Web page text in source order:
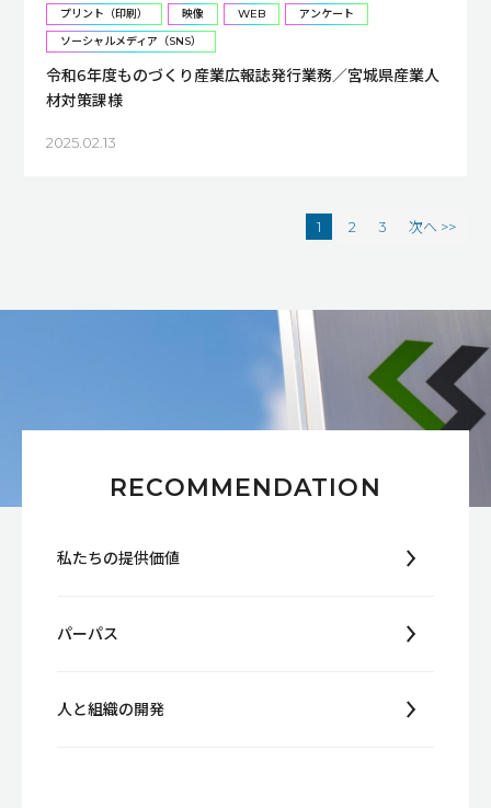
プリント（印刷）
映像 WEB
アンケート
ソーシャルメディア（SNS）
令和6年度ものづくり産業広報誌発行業務／宮城県産業人
材対策課様
2025.02.13
1 2 3 次へ >>
RECOMMENDATION
私たちの提供価値
パーパス
人と組織の開発